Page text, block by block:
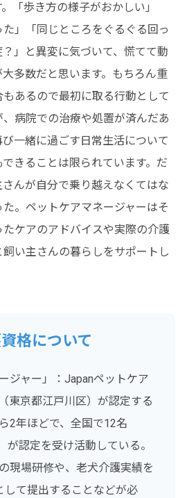
「歩き方の様子がおかしい」
た」「同じところをぐるぐる回っ
」と異変に気づいて、慌てて動
多数だと思います。もちろん重
あるので最初に取る行動として
病院での治療や処置が済んだあ
一緒に過ごす日常生活について
きることは限られています。だ
んが自分で乗り越えなくてはな
。ペットケアマネージャーはそ
ケアのアドバイスや実際の介護
い主さんの暮らしをサポートし
格について
ジャー」：Japanペットケア
東京都江戸川区）が認定する
2年ほどで、全国で12名
が認定を受け活動している。
現場研修や、老犬介護実績を
して提出することなどが必